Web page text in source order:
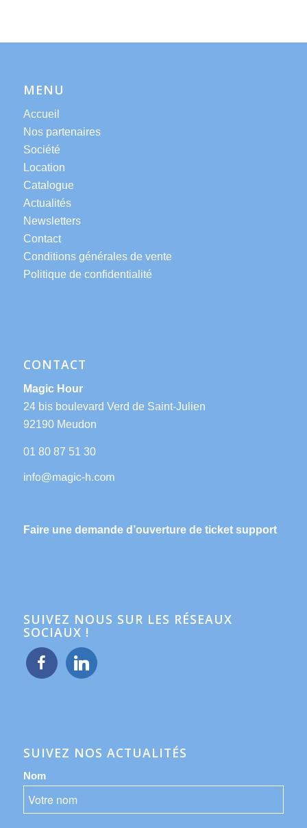
MENU
Accueil
Nos partenaires
Société
Location
Catalogue
Actualités
Newsletters
Contact
Conditions générales de vente
Politique de confidentialité
CONTACT
Magic Hour
24 bis boulevard Verd de Saint-Julien
92190 Meudon
01 80 87 51 30
Faire une demande d’ouverture de ticket support
SUIVEZ NOUS SUR LES RÉSEAUX
SOCIAUX !
facebook linkedin
SUIVEZ NOS ACTUALITÉS
Nom